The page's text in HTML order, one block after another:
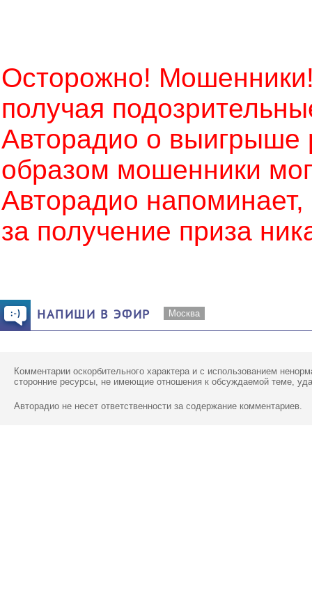
Осторожно!
получая
Авторадио о выигрыше
образом мошенники
Авторадио напоминает,
за получение приза
НАПИШИ В ЭФИР Москва
Комментарии оскорбительного характера и с использованием
сторонние ресурсы, не имеющие отношения к обсуждаемой теме,
Авторадио не несет ответственности за содержание комментариев.